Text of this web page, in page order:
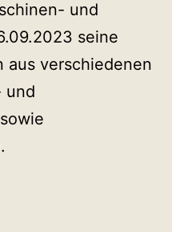
und
seine
aus verschiedenen
und